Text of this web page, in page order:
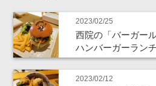
2023/02/25
西院の「バーガー
ハンバーガーランチ
2023/02/12